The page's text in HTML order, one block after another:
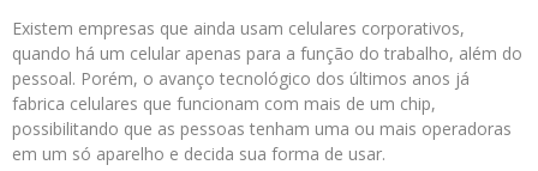
Existem empresas que ainda usam celulares corporativos,
quando há um celular apenas para a função do trabalho, além do
pessoal. Porém, o avanço tecnológico dos últimos anos já
fabrica celulares que funcionam com mais de um chip,
possibilitando que as pessoas tenham uma ou mais operadoras
em um só aparelho e decida sua forma de usar.